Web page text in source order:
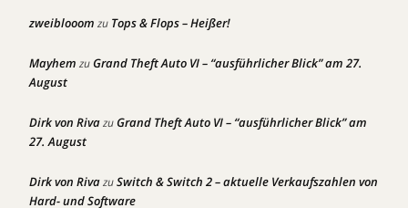
zweiblooom zu Tops & Flops – Heißer!
Mayhem zuGrand Theft Auto VI – “ausführlicher Blick” am 27.
August
Dirk von RivazuGrand Theft Auto VI – “ausführlicher Blick” am
27. August
Dirk von RivazuSwitch & Switch 2 – aktuelle Verkaufszahlen von
Hard- und Software